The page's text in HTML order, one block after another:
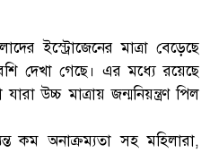
ইস্ট্রোজেনের মাত্রা বেড়েছে
দেখা গেছে। এর মধ্যে রয়েছে
উচ্চ মাত্রায় জন্মনিয়ন্ত্রণ পিল
কম অনাক্রম্যতা সহ মহিলারা,